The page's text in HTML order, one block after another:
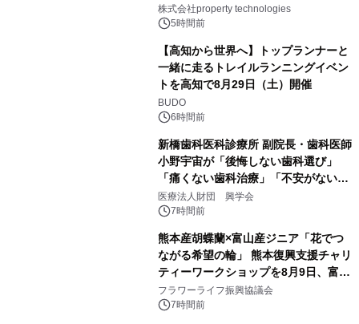
PropTechはどう組み替えるか）｜
PropTech-Lab
株式会社property technologies
5時間前
【高知から世界へ】トップランナーと
一緒に走るトレイルランニングイベン
トを高知で8月29日（土）開催
BUDO
6時間前
新橋歯科医科診療所 副院長・歯科医師
小野宇宙が「後悔しない歯科選び」
「痛くない歯科治療」「不安がない治
療計画」をテーマに専門監修
医療法人財団 興学会
7時間前
熊本産胡蝶蘭×富山産ジニア「花でつ
ながる希望の輪」 熊本復興支援チャリ
ティーワークショップを8月9日、富
山・射水で開催
フラワーライフ振興協議会
7時間前